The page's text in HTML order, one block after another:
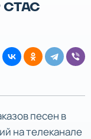
песен в
на телеканале